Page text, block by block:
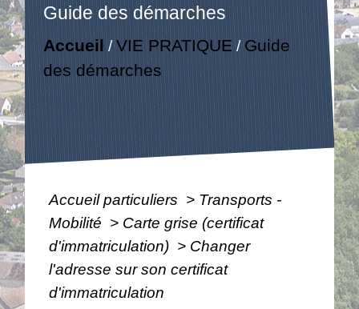
Guide des démarches
Accueil /VIE PRATIQUE / Guide
des démarches
Accueil particuliers > Transports -
Mobilité > Carte grise (certificat
d'immatriculation) > Changer
l'adresse sur son certificat
d'immatriculation